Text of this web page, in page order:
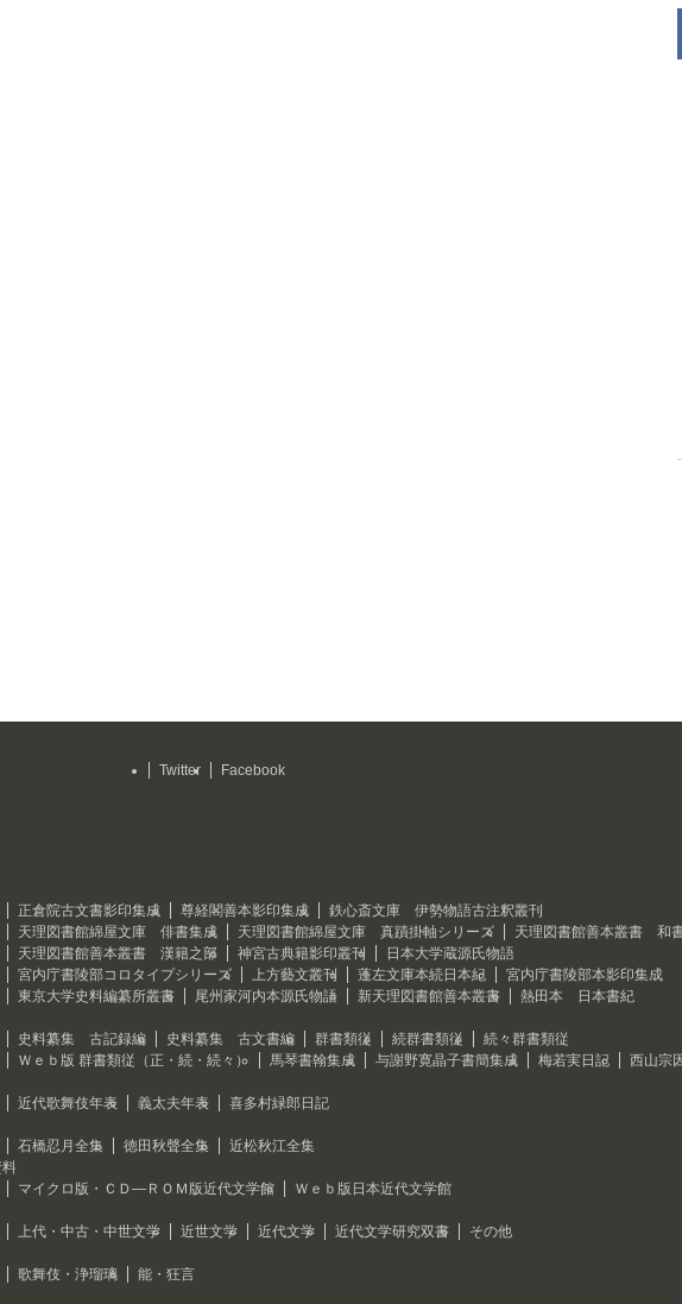
Twitter Facebook
正倉院古文書影印集成
尊経閣善本影印集成
鉄心斎文庫 伊勢物語古注釈叢刊
天理図書館綿屋文庫 俳書集成
天理図書館綿屋文庫 真蹟掛軸シリーズ
天理図書館善本叢書 和
天理図書館善本叢書 漢籍之部
神宮古典籍影印叢刊
日本大学蔵源氏物語
宮内庁書陵部コロタイプシリーズ
上方藝文叢刊 蓬左文庫本続日本紀
宮内庁書陵部本影印集成
東京大学史料編纂所叢書
尾州家河内本源氏物語 新天理図書館善本叢書
熱田本 日本書紀
史料纂集 古記録編
史料纂集 古文書編 群書類従 続群書類従
続々群書類従
Ｗｅｂ版 群書類従（正・続・続々）
馬琴書翰集成 与謝野寛晶子書簡集成 梅若実日記
西山宗
近代歌舞伎年表
義太夫年表
喜多村緑郎日記
石橋忍月全集
徳田秋聲全集
近松秋江全集
マイクロ版・ＣＤ―ＲＯＭ版近代文学館
Ｗｅｂ版日本近代文学館
上代・中古・中世文学
近世文学 近代文学 近代文学研究双書
その他
歌舞伎・浄瑠璃
能・狂言